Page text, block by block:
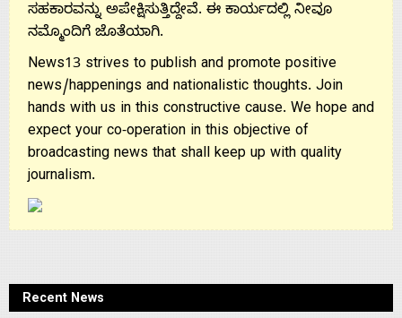
ಸಹಕಾರವನ್ನು ಅಪೇಕ್ಷಿಸುತ್ತಿದ್ದೇವೆ. ಈ ಕಾರ್ಯದಲ್ಲಿ ನೀವೂ
ನಮ್ಮೊಂದಿಗೆ ಜೊತೆಯಾಗಿ.
News13 strives to publish and promote positive
news/happenings and nationalistic thoughts. Join
hands with us in this constructive cause. We hope and
expect your co-operation in this objective of
broadcasting news that shall keep up with quality
journalism.
Recent News